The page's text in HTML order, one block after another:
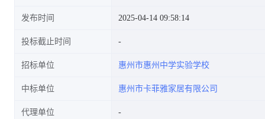
购合同的合同公告
发布时间 2025-04-14 09:58:14
投标截止时间
招标单位 惠州市惠州中学实验学校
中标单位 惠州市卡菲雅家居有限公司
代理单位